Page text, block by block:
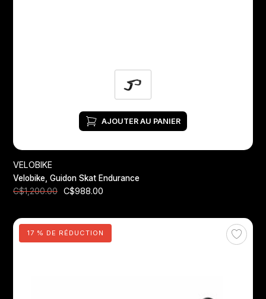
AJOUTER AU PANIER
VELOBIKE
Velobike, Guidon Skat Endurance
C$1,200.00
C$988.00
17 % DE RÉDUCTION